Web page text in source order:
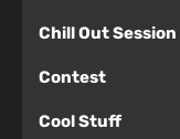
Chill Out Session
Contest
Cool Stuff